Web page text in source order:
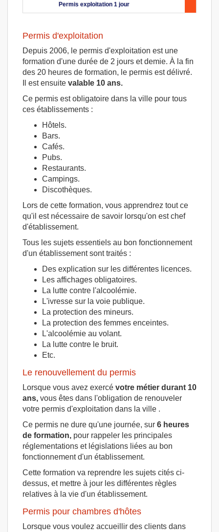
Permis exploitation 1 jour
Permis d'exploitation
Depuis 2006, le permis d'exploitation est une
formation d'une durée de 2 jours et demie. À la fin
des 20 heures de formation, le permis est délivré.
Il est ensuite valable 10 ans.
Ce permis est obligatoire dans la ville pour tous
ces établissements :
Hôtels.
Bars.
Cafés.
Pubs.
Restaurants.
Campings.
Discothèques.
Lors de cette formation, vous apprendrez tout ce
qu'il est nécessaire de savoir lorsqu'on est chef
d'établissement.
Tous les sujets essentiels au bon fonctionnement
d'un établissement sont traités :
Des explication sur les différentes licences.
Les affichages obligatoires.
La lutte contre l'alcoolémie.
L'ivresse sur la voie publique.
La protection des mineurs.
La protection des femmes enceintes.
L'alcoolémie au volant.
La lutte contre le bruit.
Etc.
Le renouvellement du permis
Lorsque vous avez exercé votre métier durant 10
ans, vous êtes dans l'obligation de renouveler
votre permis d'exploitation dans la ville .
Ce permis ne dure qu'une journée, sur 6 heures
de formation, pour rappeler les principales
réglementations et législations liées au bon
fonctionnement d'un établissement.
Cette formation va reprendre les sujets cités ci-
dessus, et mettre à jour les différentes règles
relatives à la vie d'un établissement.
Permis pour chambres d'hôtes
Lorsque vous voulez accueillir des clients dans